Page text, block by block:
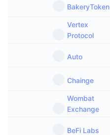
BakeryToken
Vertex
Protocol
Auto
Chainge
Wombat
Exchange
BeFi Labs